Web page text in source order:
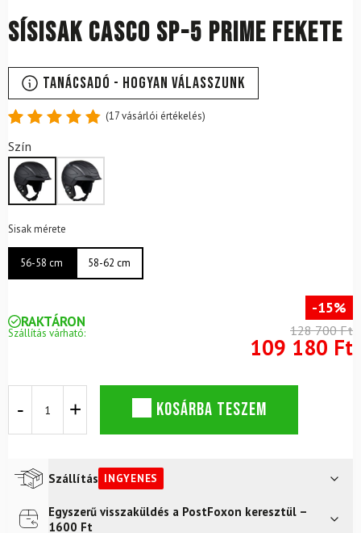
Sísisak CASCO SP-5 Prime Fekete
Tanácsadó - Hogyan válasszunk
4.88
5-ből,
értékelés
alapján
(17vásárlói értékelés)
Szín
Sisak mérete
56-58 cm 58-62 cm
RAKTÁRON
Szállítás várható:
-15%
128 700 Ft
109 180 Ft
CASCO
Fekete
mennyiség
KOSÁRBA TESZEM
Szállítás INGYENES
Futár a címreIngyenes
Egyszerű visszaküldés a PostFoxon keresztül –
1600 Ft